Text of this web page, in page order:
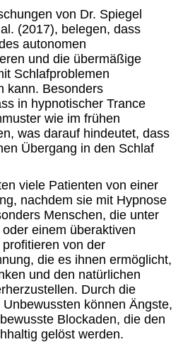
von Dr. Spiegel
(2017), belegen, dass
autonomen
und die übermäßige
Schlafproblemen
kann. Besonders
in hypnotischer Trance
wie im frühen
was darauf hindeutet, dass
Übergang in den Schlaf
viele Patienten von einer
nachdem sie mit Hypnose
Menschen, die unter
einem überaktiven
von der
die es ihnen ermöglicht,
und den natürlichen
Durch die
können Ängste,
Blockaden, die den
gelöst werden.